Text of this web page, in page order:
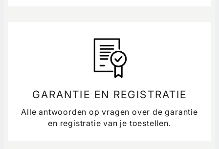
GARANTIE EN REGISTRATIE
Alle antwoorden op vragen over de garantie
en registratie van je toestellen.